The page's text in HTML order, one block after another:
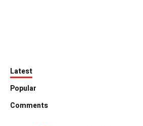
Latest
Popular
Comments